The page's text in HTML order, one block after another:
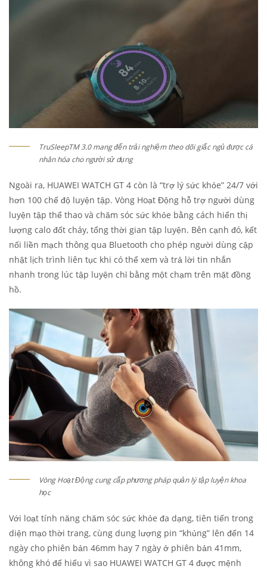
TruSleepTM 3.0 mang đến trải nghiệm theo dõi giấc ngủ được cá
nhân hóa cho người sử dụng
Ngoài ra, HUAWEI WATCH GT 4 còn là “trợ lý sức khỏe” 24/7 với
hơn 100 chế độ luyện tập. Vòng Hoạt Động hỗ trợ người dùng
luyện tập thể thao và chăm sóc sức khỏe bằng cách hiển thị
lượng calo đốt cháy, tổng thời gian tập luyện. Bên cạnh đó, kết
nối liền mạch thông qua Bluetooth cho phép người dùng cập
nhật lịch trình liên tục khi có thể xem và trả lời tin nhắn
nhanh trong lúc tập luyện chỉ bằng một chạm trên mặt đồng
hồ.
Vòng Hoạt Động cung cấp phương pháp quản lý tập luyện khoa
học
Với loạt tính năng chăm sóc sức khỏe đa dạng, tiên tiến trong
diện mạo thời trang, cùng dung lượng pin “khủng” lên đến 14
ngày cho phiên bản 46mm hay 7 ngày ở phiên bản 41mm,
không khó để hiểu vì sao HUAWEI WATCH GT 4 được mệnh